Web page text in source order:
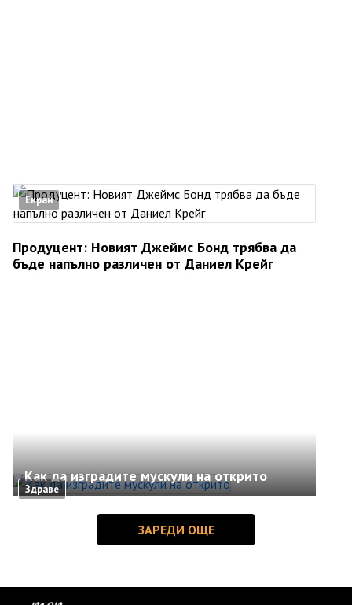
Екран
Продуцент: Новият Джеймс Бонд трябва да
бъде напълно различен от Даниел Крейг
Здраве
Как да изградите мускули на открито